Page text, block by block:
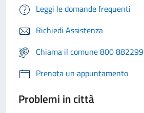
Leggi le domande frequenti
Richiedi Assistenza
Chiama il comune 800 882299
Prenota un appuntamento
Problemi in città